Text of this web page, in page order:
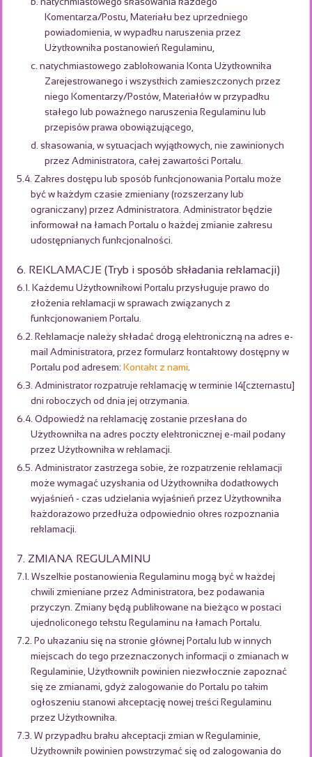
b. natychmiastowego skasowania każdego
Komentarza/Postu, Materiału bez uprzedniego
powiadomienia, w wypadku naruszenia przez
Użytkownika postanowień Regulaminu,
c. natychmiastowego zablokowania Konta Użytkownika
Zarejestrowanego i wszystkich zamieszczonych przez
niego Komentarzy/Postów, Materiałów w przypadku
stałego lub poważnego naruszenia Regulaminu lub
przepisów prawa obowiązującego,
d. skasowania, w sytuacjach wyjątkowych, nie zawinionych
przez Administratora, całej zawartości Portalu.
5.4. Zakres dostępu lub sposób funkcjonowania Portalu może
być w każdym czasie zmieniany (rozszerzany lub
ograniczany) przez Administratora. Administrator będzie
informował na łamach Portalu o każdej zmianie zakresu
udostępnianych funkcjonalności.
6. REKLAMACJE (Tryb i sposób składania reklamacji)
6.1. Każdemu Użytkownikowi Portalu przysługuje prawo do
złożenia reklamacji w sprawach związanych z
funkcjonowaniem Portalu.
6.2. Reklamacje należy składać drogą elektroniczną na adres e-
mail Administratora, przez formularz kontaktowy dostępny w
Portalu pod adresem: Kontakt z nami.
6.3. Administrator rozpatruje reklamację w terminie 14[czternastu]
dni roboczych od dnia jej otrzymania.
6.4. Odpowiedź na reklamację zostanie przesłana do
Użytkownika na adres poczty elektronicznej e-mail podany
przez Użytkownika w reklamacji.
6.5. Administrator zastrzega sobie, że rozpatrzenie reklamacji
może wymagać uzyskania od Użytkownika dodatkowych
wyjaśnień - czas udzielania wyjaśnień przez Użytkownika
każdorazowo przedłuża odpowiednio okres rozpoznania
reklamacji.
7. ZMIANA REGULAMINU
7.1. Wszelkie postanowienia Regulaminu mogą być w każdej
chwili zmieniane przez Administratora, bez podawania
przyczyn. Zmiany będą publikowane na bieżąco w postaci
ujednoliconego tekstu Regulaminu na łamach Portalu.
7.2. Po ukazaniu się na stronie głównej Portalu lub w innych
miejscach do tego przeznaczonych informacji o zmianach w
Regulaminie, Użytkownik powinien niezwłocznie zapoznać
się ze zmianami, gdyż zalogowanie do Portalu po takim
ogłoszeniu stanowi akceptację nowej treści Regulaminu
przez Użytkownika.
7.3. W przypadku braku akceptacji zmian w Regulaminie,
Użytkownik powinien powstrzymać się od zalogowania do